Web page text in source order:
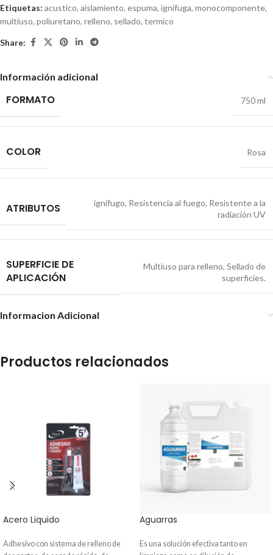
Etiquetas: acustico, aislamiento, espuma, ignifuga, monocomponente,
multiuso, poliuretano, relleno, sellado, termico
Share:
Información adicional
FORMATO 750 ml
COLOR Rosa
ATRIBUTOS ignífugo, Resistencia al fuego, Resistente a la
radiación UV
SUPERFICIE DE
APLICACIÓN
Multiuso para relleno, Sellado de
superficies.
Informacion Adicional
Productos relacionados
Acero Liquido
Adhesivo con sistema de relleno de
Aguarras
Es una solución efectiva tanto en